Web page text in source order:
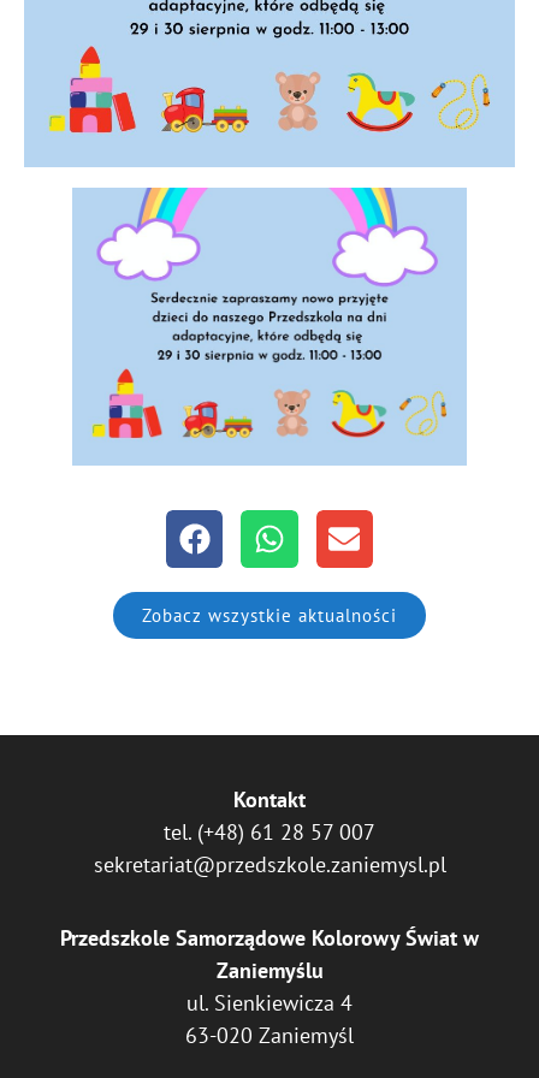
Zobacz wszystkie aktualności
Kontakt
tel. (+48) 61 28 57 007
sekretariat@przedszkole.zaniemysl.pl
Przedszkole Samorządowe Kolorowy Świat w
Zaniemyślu
ul. Sienkiewicza 4
63-020 Zaniemyśl